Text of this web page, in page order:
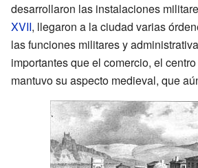
desarrollaron las instalaciones
XVII, llegaron a la ciudad varias
las funciones militares y
importantes que el comercio, el
mantuvo su aspecto medieval, que